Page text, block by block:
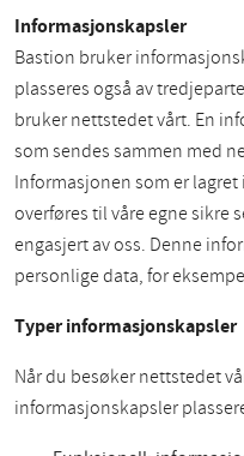
Informasjonskapsler
Bastion bruker
plasseres også av
bruker nettstedet vårt. En
som sendes sammen med
Informasjonen som er
overføres til våre egne sikre
engasjert av oss. Denne
personlige data, for
Typer informasjonskapsler
Når du besøker nettstedet
informasjonskapsler